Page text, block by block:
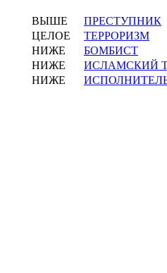
ВЫШЕ
ПРЕСТУПНИК
ЦЕЛОЕ
ТЕРРОРИЗМ
НИЖЕ
БОМБИСТ
НИЖЕ
ИСЛАМСКИЙ
НИЖЕ